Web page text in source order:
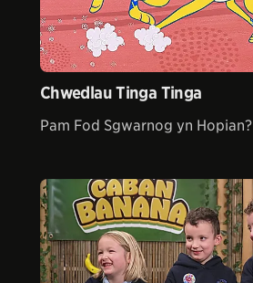
Chwedlau Tinga Tinga
Pam Fod Sgwarnog yn Hopian?